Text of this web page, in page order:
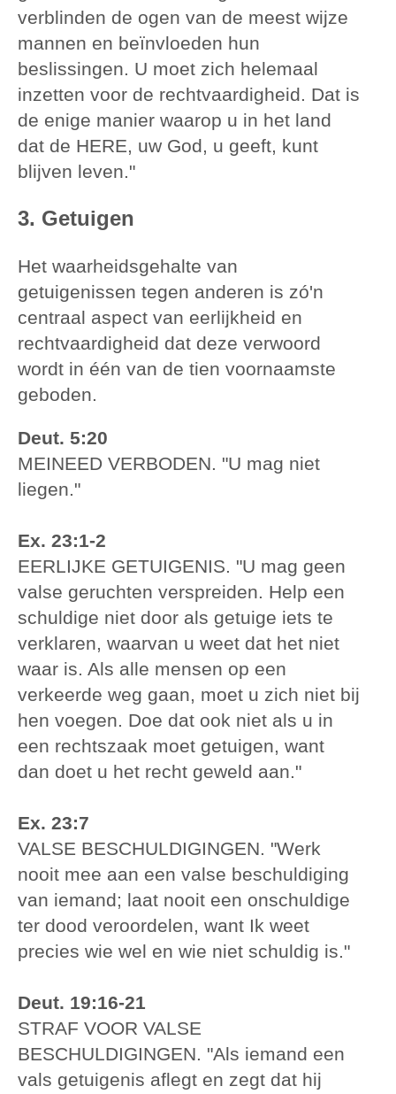
verblinden de ogen van de meest wijze
mannen en beïnvloeden hun
beslissingen. U moet zich helemaal
inzetten voor de rechtvaardigheid. Dat is
de enige manier waarop u in het land
dat de HERE, uw God, u geeft, kunt
blijven leven."
3. Getuigen
Het waarheidsgehalte van
getuigenissen tegen anderen is zó'n
centraal aspect van eerlijkheid en
rechtvaardigheid dat deze verwoord
wordt in één van de tien voornaamste
geboden.
Deut. 5:20
MEINEED VERBODEN. "U mag niet
liegen."
Ex. 23:1-2
EERLIJKE GETUIGENIS. "U mag geen
valse geruchten verspreiden. Help een
schuldige niet door als getuige iets te
verklaren, waarvan u weet dat het niet
waar is. Als alle mensen op een
verkeerde weg gaan, moet u zich niet bij
hen voegen. Doe dat ook niet als u in
een rechtszaak moet getuigen, want
dan doet u het recht geweld aan."
Ex. 23:7
VALSE BESCHULDIGINGEN. "Werk
nooit mee aan een valse beschuldiging
van iemand; laat nooit een onschuldige
ter dood veroordelen, want Ik weet
precies wie wel en wie niet schuldig is."
Deut. 19:16-21
STRAF VOOR VALSE
BESCHULDIGINGEN. "Als iemand een
vals getuigenis aflegt en zegt dat hij